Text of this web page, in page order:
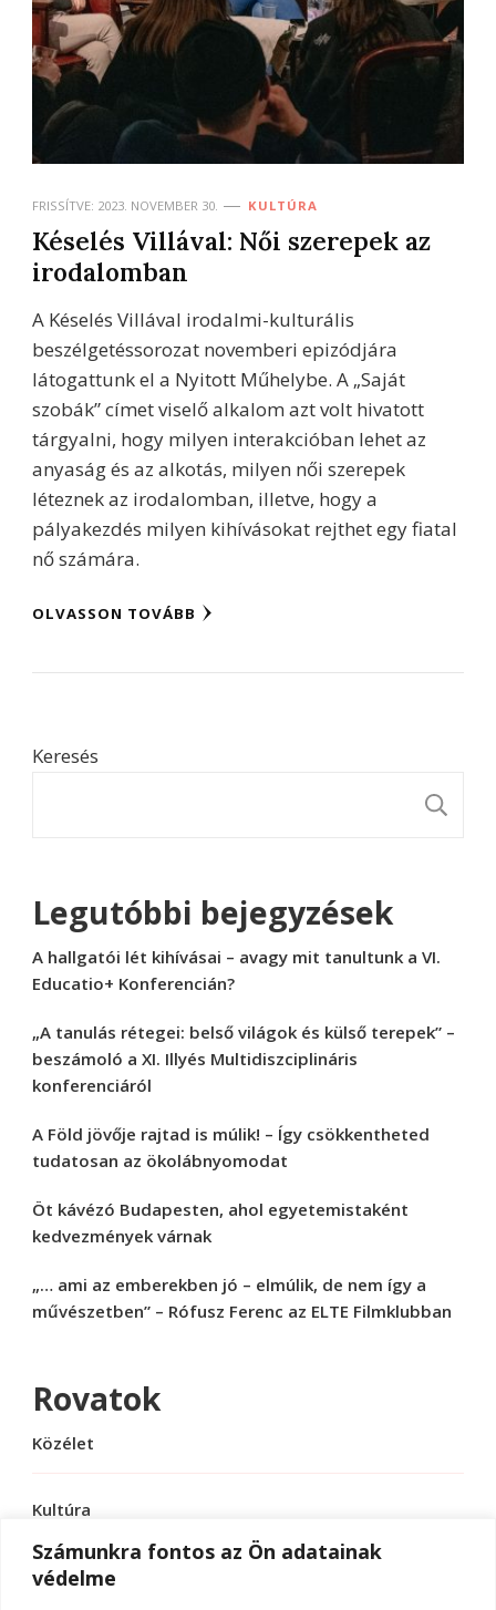
Számunkra fontos az Ön adatainak
védelme
FRISSÍTVE: 2023. NOVEMBER 30. KULTÚRA
Késelés Villával: Női szerepek az
irodalomban
A Késelés Villával irodalmi-kulturális
beszélgetéssorozat novemberi epizódjára
látogattunk el a Nyitott Műhelybe. A „Saját
szobák” címet viselő alkalom azt volt hivatott
tárgyalni, hogy milyen interakcióban lehet az
anyaság és az alkotás, milyen női szerepek
léteznek az irodalomban, illetve, hogy a
pályakezdés milyen kihívásokat rejthet egy fiatal
nő számára.
OLVASSON TOVÁBB
Keresés
Legutóbbi bejegyzések
A hallgatói lét kihívásai – avagy mit tanultunk a VI.
Educatio+ Konferencián?
„A tanulás rétegei: belső világok és külső terepek” –
beszámoló a XI. Illyés Multidiszciplináris
konferenciáról
A Föld jövője rajtad is múlik! – Így csökkentheted
tudatosan az ökolábnyomodat
Öt kávézó Budapesten, ahol egyetemistaként
kedvezmények várnak
„… ami az emberekben jó – elmúlik, de nem így a
művészetben” – Rófusz Ferenc az ELTE Filmklubban
Rovatok
Közélet
Kultúra
Sport